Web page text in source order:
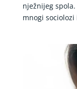
nježnijeg
mnogi